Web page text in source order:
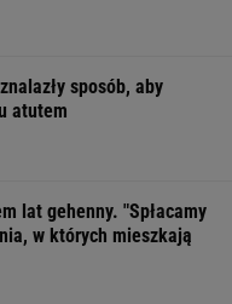
sposób, aby
atutem
lat gehenny. "Spłacamy
w których mieszkają